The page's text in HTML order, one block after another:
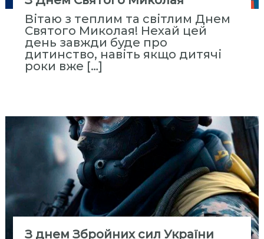
т
и
т
і
ж
р
е
г
і
о
н
Вітаю з теплим та світлим Днем
Святого Миколая! Нехай цей
день завжди буде про
дитинство, навіть якщо дитячі
роки вже […]
З днем Збройних сил України